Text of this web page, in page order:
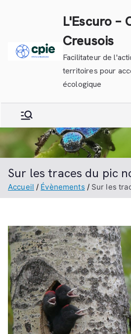
L'Escuro –
Creusois
Facilitateur de
territoires pour
écologique
Sur les traces du pic
Accueil Évènements Sur les